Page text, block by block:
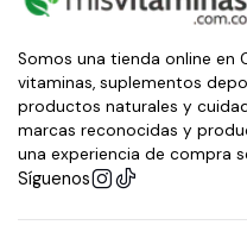
Somos una tienda online en
vitaminas, suplementos
productos naturales y
marcas reconocidas y
una experiencia de compra
Síguenos